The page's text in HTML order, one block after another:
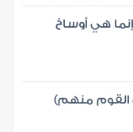
هي أوساخ
القوم منهم)